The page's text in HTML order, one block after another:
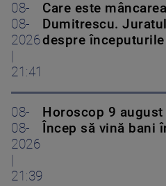
08-
08-
2026
21:41
Care este
Dumitrescu.
despre
08-
08-
2026
21:39
Horoscop 9
Încep să vină bani